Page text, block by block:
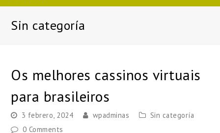
Sin categoría
Os melhores cassinos virtuais
para brasileiros
3 febrero, 2024 wpadminas
Sin categoría
0 Comments